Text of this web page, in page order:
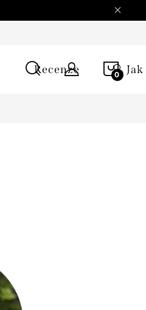
Recenze 🔍